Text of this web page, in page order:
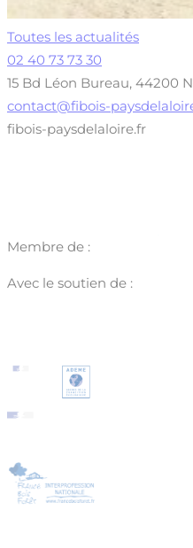
Toutes les actualités
02 40 73 73 30
15 Bd Léon Bureau, 44200
contact@fibois-
fibois-paysdelaloire.fr
Membre de :
Avec le soutien de :